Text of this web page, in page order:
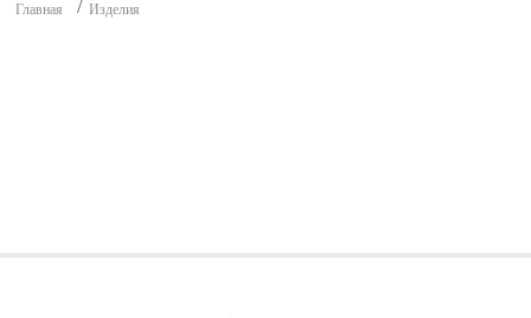
Главная Изделия